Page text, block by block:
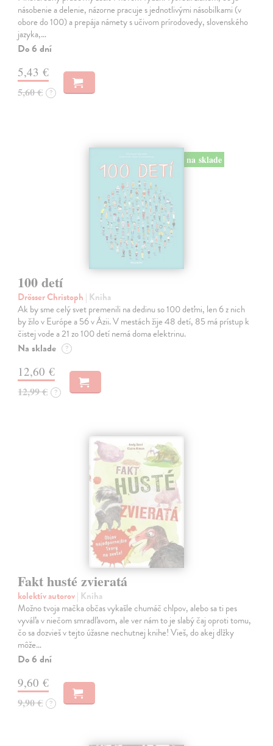
násobenie a delenie, názorne pracuje s jednotlivými násobilkami (v
obore do 100) a prepája námety s učivom prírodovedy, slovenského
jazyka,…
Do 6 dní
5,43 €
5,60 € ?
na sklade
100 detí
Drösser Christoph | Kniha
Ak by sme celý svet premenili na dedinu so 100 deťmi, len 6 z nich
by žilo v Európe a 56 v Ázii. V mestách žije 48 detí, 85 má prístup k
čistej vode a 21 zo 100 detí nemá doma elektrinu.
Na sklade ?
12,60 €
12,99 € ?
Fakt husté zvieratá
kolektív autorov| Kniha
Možno tvoja mačka občas vykašle chumáč chlpov, alebo sa ti pes
vyváľa v niečom smradľavom, ale ver nám to je slabý čaj oproti tomu,
čo sa dozvieš v tejto úžasne nechutnej knihe! Vieš, do akej dlžky
môže…
Do 6 dní
9,60 €
9,90 € ?